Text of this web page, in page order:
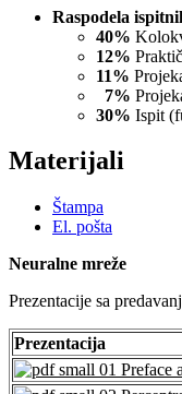
Raspodela
40%
12%
11%
7%
30% Ispit
Materijali
Štampa
El. pošta
Neuralne mreže
Prezentacije sa
Prezentacija
01 Preface